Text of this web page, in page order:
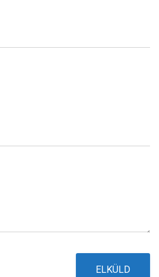
ELKÜLD